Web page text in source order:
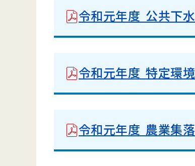
令和元年度 公共下
令和元年度 特定環
令和元年度 農業集